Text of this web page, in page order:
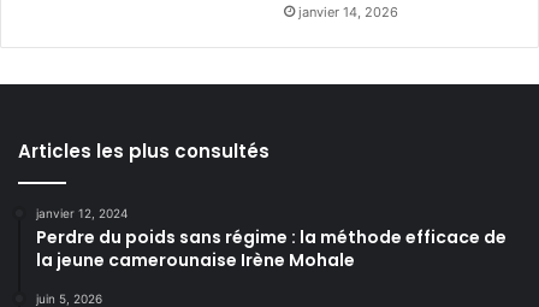
janvier 14, 2026
Articles les plus consultés
janvier 12, 2024
Perdre du poids sans régime : la méthode efficace de
la jeune camerounaise Irène Mohale
juin 5, 2026